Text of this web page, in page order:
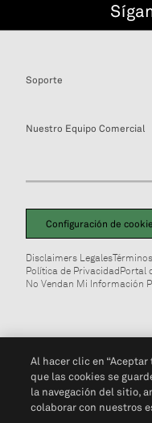
Soporte
Nuestro Equipo Comercial
Configuración de
Disclaimers Legales
Política de PrivacidadPortal
No Vendan Mi Información
Al hacer clic en
que las cookies se
la navegación del sitio,
colaborar con nuestros